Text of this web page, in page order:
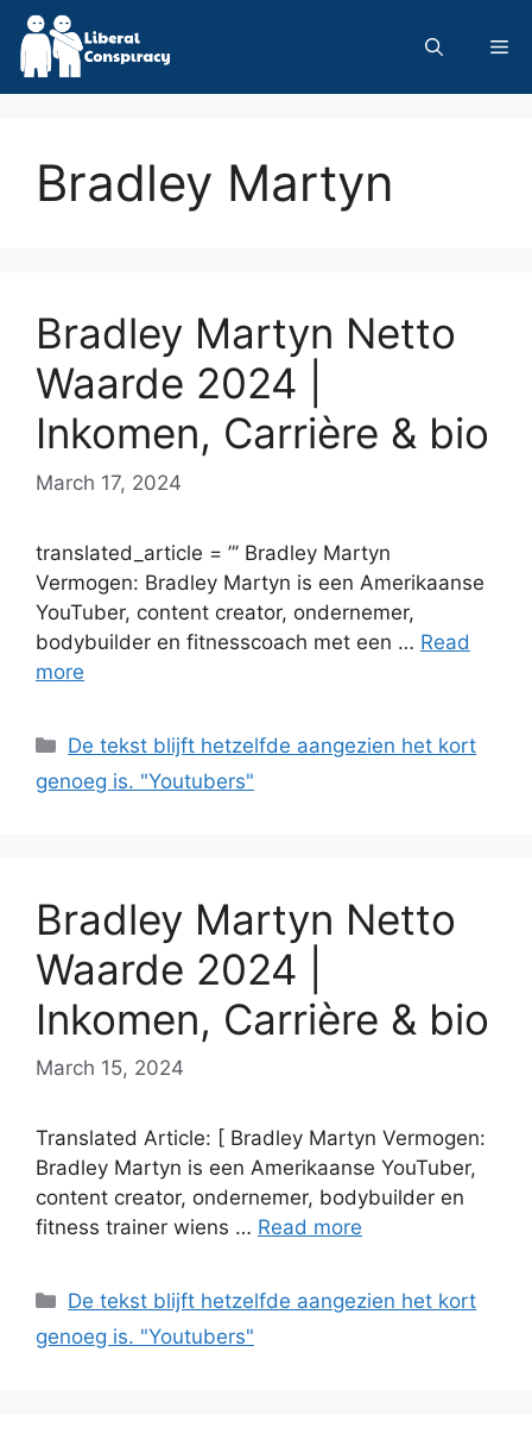
Skip
content
Bradley Martyn
Bradley Martyn Netto
Waarde 2024 |
Inkomen, Carrière & bio
March 17, 2024
translated_article = ”’ Bradley Martyn
Vermogen: Bradley Martyn is een Amerikaanse
YouTuber, content creator, ondernemer,
bodybuilder en fitnesscoach met een … Read
more
Categories
De tekst blijft hetzelfde aangezien het kort
genoeg is. "Youtubers"
Bradley Martyn Netto
Waarde 2024 |
Inkomen, Carrière & bio
March 15, 2024
Translated Article: [ Bradley Martyn Vermogen:
Bradley Martyn is een Amerikaanse YouTuber,
content creator, ondernemer, bodybuilder en
fitness trainer wiens … Read more
Categories
De tekst blijft hetzelfde aangezien het kort
genoeg is. "Youtubers"